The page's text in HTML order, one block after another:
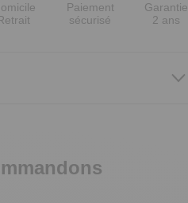
Paiement
sécurisé
Garantie
2 ans